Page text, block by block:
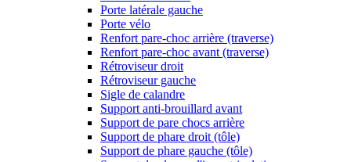
Porte latérale gauche
Porte vélo
Renfort pare-choc arrière (traverse)
Renfort pare-choc avant (traverse)
Rétroviseur droit
Rétroviseur gauche
Sigle de calandre
Support anti-brouillard avant
Support de pare chocs arrière
Support de phare droit (tôle)
Support de phare gauche (tôle)